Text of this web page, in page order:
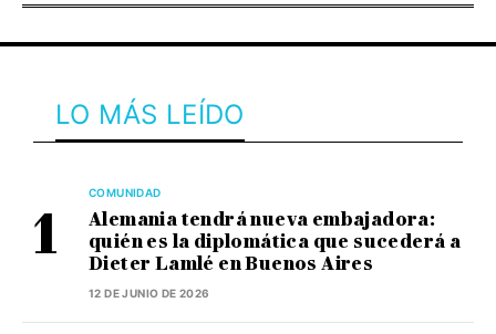
LO MÁS LEÍDO
COMUNIDAD
Alemania tendrá nueva embajadora:
quién es la diplomática que sucederá a
Dieter Lamlé en Buenos Aires
12 DE JUNIO DE 2026